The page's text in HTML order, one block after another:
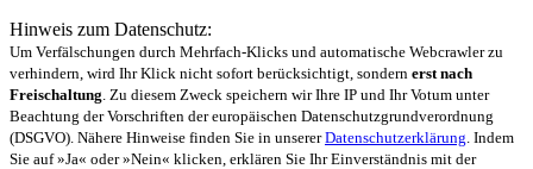
Hinweis zum Datenschutz:
Um Verfälschungen durch Mehrfach-Klicks und automatische Webcrawler zu
verhindern, wird Ihr Klick nicht sofort berücksichtigt, sondern erst nach
Freischaltung . Zu diesem Zweck speichern wir Ihre IP und Ihr Votum unter
Beachtung der Vorschriften der europäischen Datenschutzgrundverordnung
(DSGVO). Nähere Hinweise finden Sie in unsererDatenschutzerklärung . Indem
Sie auf »Ja« oder »Nein« klicken, erklären Sie Ihr Einverständnis mit der